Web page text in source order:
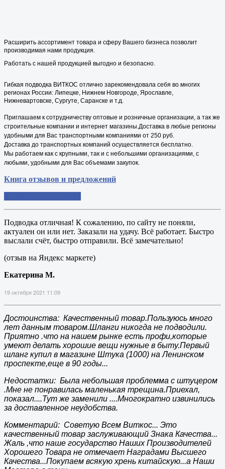
Расширить ассортимент товара и сферу Вашего бизнеса позволит
производимая нами продукция.
Работать с нашей продукцией выгодно и безопасно.
Гибкая подводка ВИТКОС отлично зарекомендовала себя во многих
регионах России: Липецке, Нижнем Новгороде, Ярославле,
Нижневартовске, Сургуте, Саранске и т.д.
Приглашаем к сотрудничеству оптовые и розничные организации, а так же
строительные компании и интернет магазины.Доставка в любые регионы
удобными для Вас транспортными компаниями от 250 руб.
Доставка до транспортных компаний осуществляется бесплатно.
Мы работаем как с крупными, так и с небольшими организациями, с
любыми, удобными для Вас объемами закупок.
Книга отзывов и предложений
Подводка отличная! К сожалению, по сайту не поняли,
актуален он или нет. Заказали на удачу. Всё работает. Быстро
выслали счёт, быстро отправили. Всё замечательно!
(отзыв на Яндекс маркете)
Екатерина М.
19 октября 2021 11:09
Достоинства: Качественный товар.Пользуюсь много
лет данным товаром.Шланги никогда не подводили.
Приятно .что на нашем рынке есть профи,которые
умеют делать хорошие вещи нужные в быту.Первый
шланг купил в магазине Штука (1000) на Ленинском
проспекте,еще в 90 годы...
Недостатки: Была небольшая проблемма с штуцером
.Мне не понравилась маленькая трещина.Приехал,
показал....Тут же заменили ....Многократно извинились
за доставленное неудобства.
Комментарий: Советую Всем Виткос... Это
качественный товар заслуживающий Знака Качества...
Жаль ,что наше государство Наших Производителей
Хорошего Товара не отмечает Наградами Высшего
Качества...Покупаем всякую хрень китайскую...а Наши